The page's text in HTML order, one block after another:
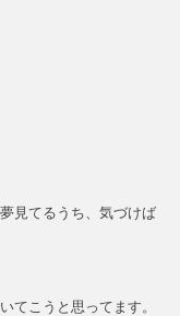
見てるうち、気づけば
てこうと思ってます。